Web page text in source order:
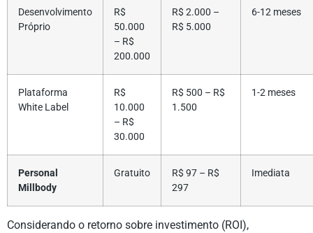
Desenvolvimento
Próprio
R$
50.000
– R$
200.000
R$ 2.000 –
R$ 5.000
6-12 meses
Plataforma
White Label
R$
10.000
– R$
30.000
R$ 500 – R$
1.500
1-2 meses
Personal
Millbody
Gratuito
R$ 97 – R$
297
Imediata
Considerando o retorno sobre investimento (ROI),